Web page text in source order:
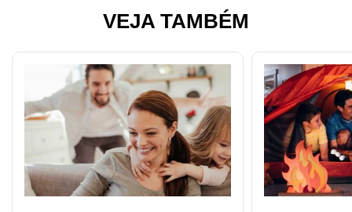
VEJA TAMBÉM